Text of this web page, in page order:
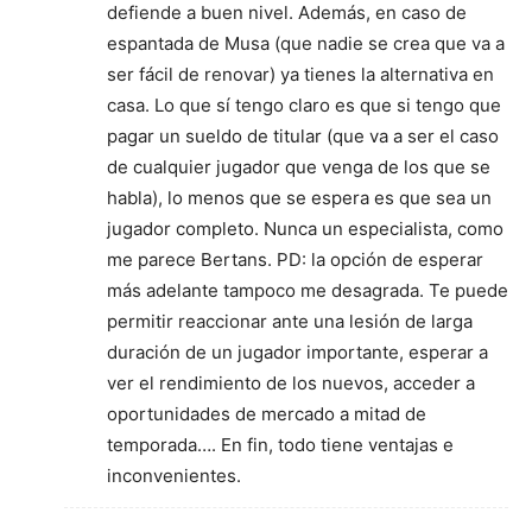
defiende a buen nivel. Además, en caso de
espantada de Musa (que nadie se crea que va a
ser fácil de renovar) ya tienes la alternativa en
casa. Lo que sí tengo claro es que si tengo que
pagar un sueldo de titular (que va a ser el caso
de cualquier jugador que venga de los que se
habla), lo menos que se espera es que sea un
jugador completo. Nunca un especialista, como
me parece Bertans. PD: la opción de esperar
más adelante tampoco me desagrada. Te puede
permitir reaccionar ante una lesión de larga
duración de un jugador importante, esperar a
ver el rendimiento de los nuevos, acceder a
oportunidades de mercado a mitad de
temporada…. En fin, todo tiene ventajas e
inconvenientes.